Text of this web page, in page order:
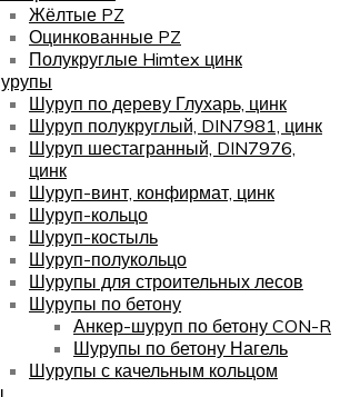
Жёлтые PZ
Оцинкованные PZ
Полукруглые Himtex цинк
Шуруп по дереву Глухарь, цинк
Шуруп полукруглый, DIN7981, цинк
Шуруп шестагранный, DIN7976,
цинк
Шуруп-винт, конфирмат, цинк
Шуруп-кольцо
Шуруп-костыль
Шуруп-полукольцо
Шурупы для строительных лесов
Шурупы по бетону
Анкер-шуруп по бетону CON-R
Шурупы по бетону Нагель
Шурупы с качельным кольцом